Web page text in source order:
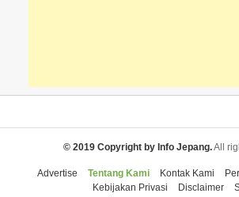
© 2019 Copyright by Info Jepang.All
Advertise Tentang Kami Kontak Kami
Kebijakan Privasi
Disclaimer